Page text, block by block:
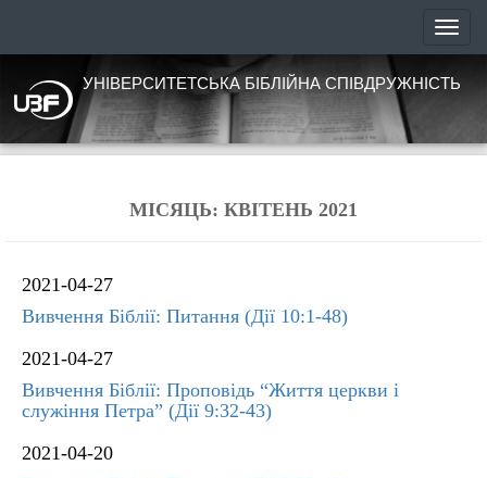
УНІВЕРСИТЕТСЬКА БІБЛІЙНА СПІВДРУЖНІСТЬ
МІСЯЦЬ: КВІТЕНЬ 2021
2021-04-27
Вивчення Біблії: Питання (Дії 10:1-48)
2021-04-27
Вивчення Біблії: Проповідь “Життя церкви і
служіння Петра” (Дії 9:32-43)
2021-04-20